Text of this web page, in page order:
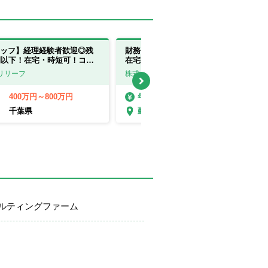
フ】経理経験者歓迎◎残
下！在宅・時短可！コン
に強み！
リーフ
400万円～800万円
千葉県
財務コンサルタント｜未経験大歓迎！
在宅勤務（週2～3回）/転勤なし/年休
125日【東京都】
株式会社古田土経営
年収
勤務地
ティングファーム